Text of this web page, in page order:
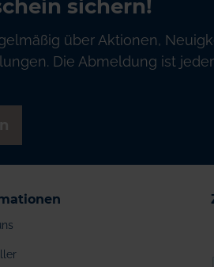
sichern!
über Aktionen,
Die Abmeldung ist